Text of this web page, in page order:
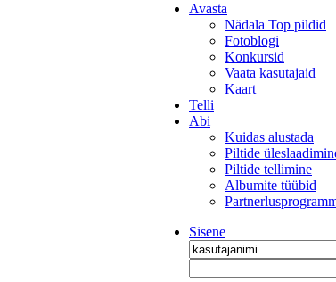
Avasta
Nädala Top pildid
Fotoblogi
Konkursid
Vaata kasutajaid
Kaart
Telli
Abi
Kuidas alustada
Piltide
Piltide tellimine
Albumite tüübid
Sisene